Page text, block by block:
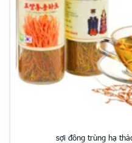
sợi đông trùng hạ